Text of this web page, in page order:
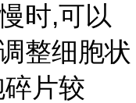
时,可以
整细胞状
片较